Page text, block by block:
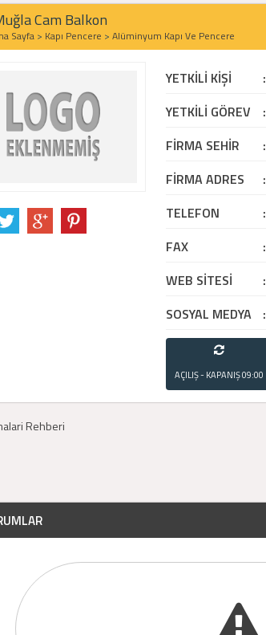
Cam Balkon
Sayfa > Kapı Pencere > Alüminyum Kapı Ve Pencere
YETKİLİ KİŞİ :
YETKİLİ GÖREV :
FİRMA SEHİR :
FİRMA ADRES :
TELEFON :
FAX :
WEB SİTESİ :
SOSYAL MEDYA :
AÇILIŞ - KAPANIŞ09:00
- 21:00